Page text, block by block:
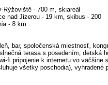
Rýžoviště - 700 m, skiareál
nad Jizerou - 19 km, skibus - 200
- 8 km
bar, spoločenská miestnosť,
terasa s posedením, detská
fi pripojenie k internetu vo väčšine
všetky poschodia), vyhradené